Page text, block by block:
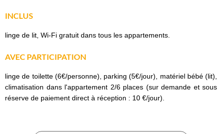
INCLUS
linge de lit, Wi-Fi gratuit dans tous les appartements.
AVEC PARTICIPATION
linge de toilette (6€/personne), parking (5€/jour), matériel bébé (lit),
climatisation dans l'appartement 2/6 places (sur demande et sous
réserve de paiement direct à réception : 10 €/jour).